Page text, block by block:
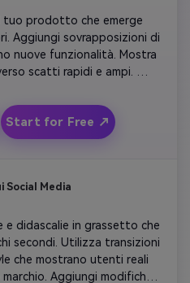
tuo prodotto che emerge
Aggiungi sovrapposizioni di
nuove funzionalità. Mostra
scatti rapidi e ampi.
felici che lo usano,
approvativo. Concludi
che invita gli spettatori a
Start for Free ↗
Social Media
e didascalie in grassetto che
secondi. Utilizza transizioni
che mostrano utenti reali
Aggiungi modifiche